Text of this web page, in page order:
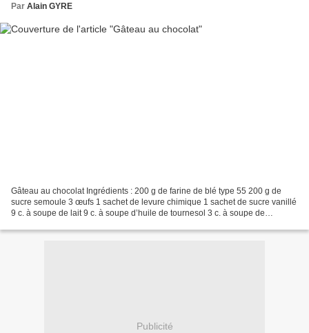
Par Alain GYRE
Gâteau au chocolat Ingrédients : 200 g de farine de blé type 55 200 g de
sucre semoule 3 œufs 1 sachet de levure chimique 1 sachet de sucre vanillé
9 c. à soupe de lait 9 c. à soupe d’huile de tournesol 3 c. à soupe de
Publicité